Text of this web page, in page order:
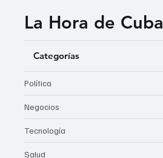
La Hora de Cuba
Categorías
Política
Negocios
Tecnología
Salud